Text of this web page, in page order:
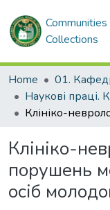
Communities
Collections
Home 01.
Клініко-
порушень
осіб